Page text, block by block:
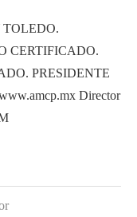
CERTIFICADO.
PRESIDENTE
Director